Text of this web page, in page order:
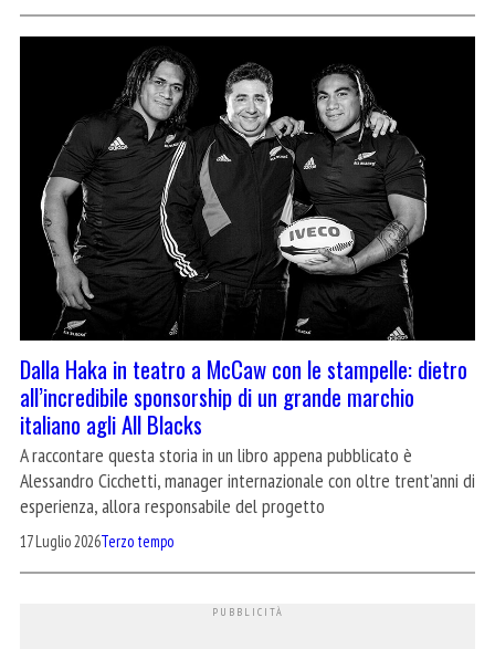
Dalla Haka in teatro a McCaw con le stampelle: dietro
all’incredibile sponsorship di un grande marchio
italiano agli All Blacks
A raccontare questa storia in un libro appena pubblicato è
Alessandro Cicchetti, manager internazionale con oltre trent’anni di
esperienza, allora responsabile del progetto
17 Luglio 2026Terzo tempo